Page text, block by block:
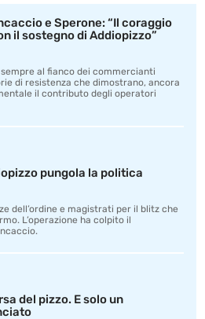
e Sperone: “Il coraggio
il sostegno di Addiopizzo”
sempre al fianco dei commercianti
di resistenza che dimostrano, ancora
il contributo degli operatori
pungola la politica
dell’ordine e magistrati per il blitz che
L’operazione ha colpito il
del pizzo. E solo un